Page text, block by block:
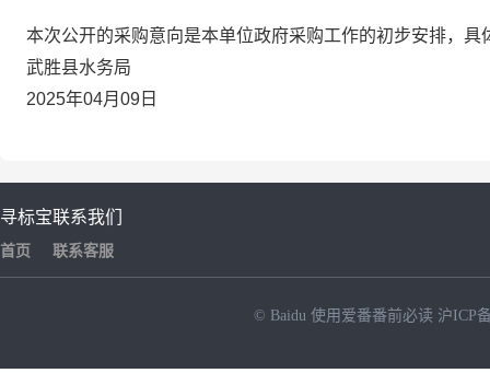
本次公开的采购意向是本单位政府采购工作的初步安排，
武胜县水务局
2025年04月09日
寻标宝
首页
联系我们
联系客服
© Baidu 使用爱番番前必读 沪ICP